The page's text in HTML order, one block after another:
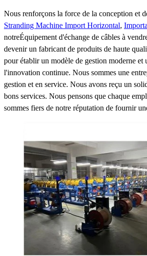
Nous renforçons la force de la conception et
Stranding Machine Import Horizontal,
notreÉquipement d'échange de câbles à
devenir un fabricant de produits de haute
pour établir un modèle de gestion moderne
l'innovation continue. Nous sommes une
gestion et en service. Nous avons reçu un
bons services. Nous pensons que chaque
sommes fiers de notre réputation de fournir